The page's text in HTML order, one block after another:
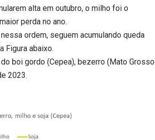
alta em outubro, o milho foi o
perda no ano.
ordem, seguem acumulando queda
Figura abaixo.
boi gordo (Cepea), bezerro (Mato Grosso
2023.